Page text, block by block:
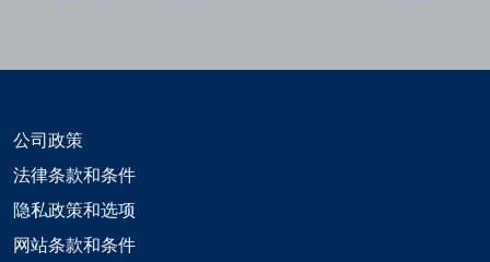
公司政策
法律条款和条件
隐私政策和选项
网站条款和条件